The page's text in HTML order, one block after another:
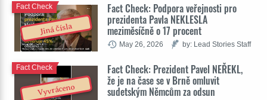
Jiná čísla
Fact Check: Podpora veřejnosti pro
prezidenta Pavla NEKLESLA
meziměsíčně o 17 procent
Fact Check
May 26, 2026 by: Lead Stories Staff
Vyvráceno
Fact Check: Prezident Pavel NEŘEKL,
že je na čase se v Brně omluvit
sudetským Němcům za odsun
Fact Check